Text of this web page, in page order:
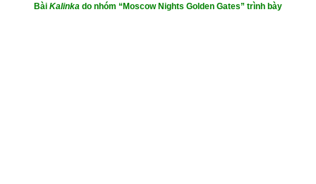
Bài Kalinka do nhóm “Moscow Nights Golden Gates” trình bày